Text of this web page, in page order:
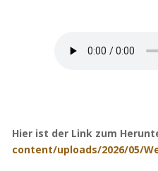
Hier ist der Link zum
content/uploads/2026/05/